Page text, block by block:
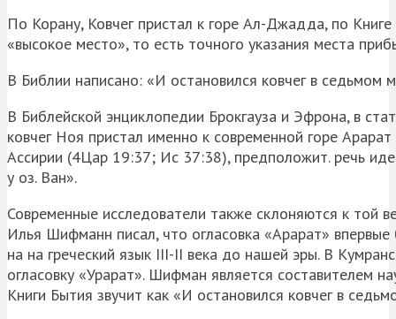
По Корану, Ковчег пристал к горе Ал-Джадда, по
«высокое место», то есть точного указания места
В Библии написано: «И остановился ковчег в седьмом
В Библейской энциклопедии Брокгауза и Эфрона, в
ковчег Ноя пристал именно к современной горе
Ассирии (4Цар 19:37; Ис 37:38), предположит. речь
у оз. Ван».
Современные исследователи также склоняются к той
Илья Шифманн писал, что огласовка «Арарат» впервые
на на греческий язык III-II века до нашей эры. В
огласовку «Урарат». Шифман является составителем
Книги Бытия звучит как «И остановился ковчег в